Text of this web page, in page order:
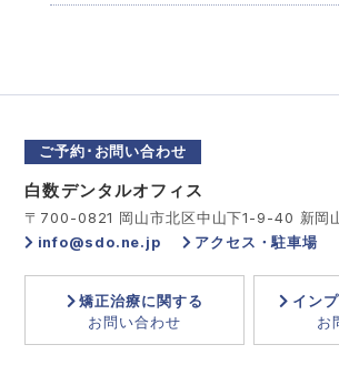
ご予約･お問い合わせ
白数デンタルオフィス
〒700-0821 岡山市北区中山下1-9-40 新岡
info@sdo.ne.jp
アクセス・駐車場
矯正治療に関する
お問い合わせ
イン
お